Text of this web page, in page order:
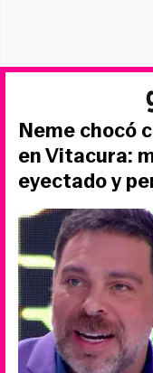
Neme chocó
en Vitacura:
eyectado y